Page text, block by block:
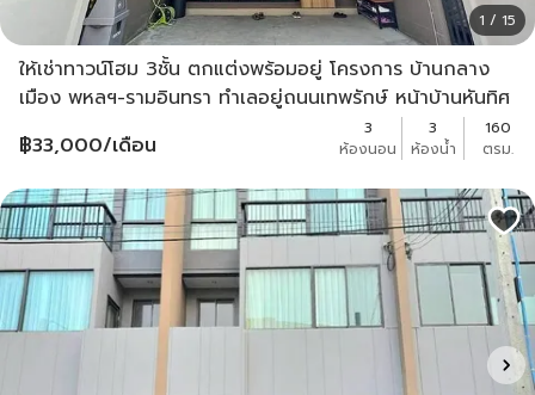
1 / 15
ให้เช่าทาวน์โฮม 3ชั้น ตกแต่งพร้อมอยู่ โครงการ บ้านกลาง
เมือง พหลฯ-รามอินทรา ทำเลอยู่ถนนเทพรักษ์ หน้าบ้านหันทิศ
฿33,000/เดือน
3
ห้องนอน
3
ห้องน้ำ
160
ตรม.